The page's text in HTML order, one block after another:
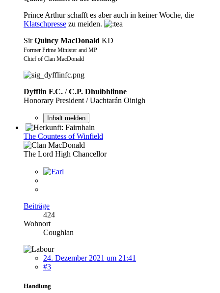
Prince Arthur schafft es aber auch in keiner Woche, die
Klatschpresse zu meiden.
SirQuincy MacDonald KD
Former Prime Minister and MP
Chief of Clan MacDonald
Dyfflin F.C. /C.P. Dhuibhlinne
Honorary President / Uachtarán Oinigh
Inhalt melden
The Countess of Winfield
The Lord High Chancellor
Beiträge
424
Wohnort
Coughlan
24. Dezember 2021 um 21:41
#3
Handlung